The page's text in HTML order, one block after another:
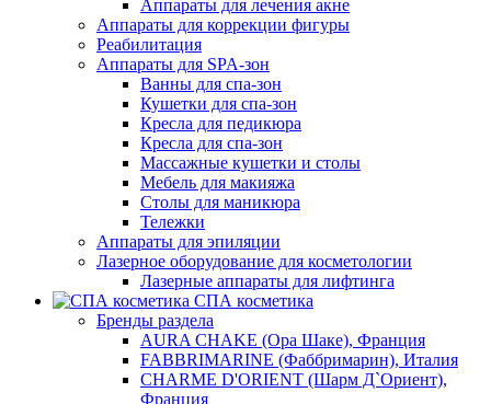
Аппараты для лечения акне
Аппараты для коррекции фигуры
Реабилитация
Аппараты для SPA-зон
Ванны для спа-зон
Кушетки для спа-зон
Кресла для педикюра
Кресла для спа-зон
Массажные кушетки и столы
Мебель для макияжа
Столы для маникюра
Тележки
Аппараты для эпиляции
Лазерное оборудование для косметологии
Лазерные аппараты для лифтинга
СПА косметика
Бренды раздела
AURA CHAKE (Ора Шаке), Франция
FABBRIMARINE (Фаббримарин), Италия
CHARME D'ORIENT (Шарм Д`Ориент),
Франция